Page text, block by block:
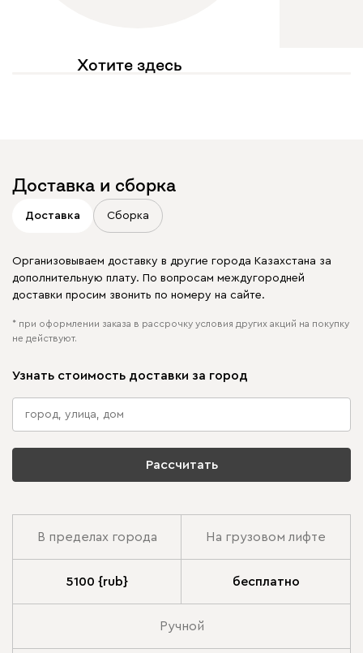
Хотите здесь
Доставка и сборка
Доставка Сборка
Организовываем доставку в другие города Казахстана за
дополнительную плату. По вопросам междугородней
доставки просим звонить по номеру на сайте.
* при оформлении заказа в рассрочку условия других акций на покупку
не действуют.
Узнать стоимость доставки за город
Рассчитать
В пределах города На грузовом лифте
5100 {rub} бесплатно
Ручной